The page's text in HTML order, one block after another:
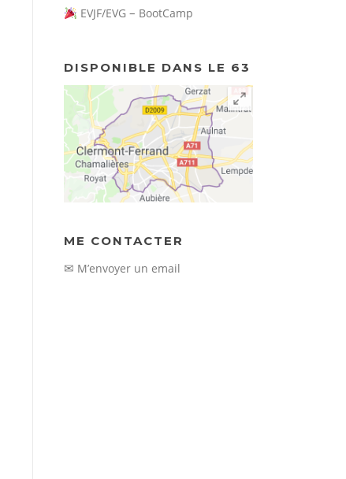
EVJF/EVG – BootCamp
DISPONIBLE DANS LE 63
ME CONTACTER
✉ M’envoyer un email